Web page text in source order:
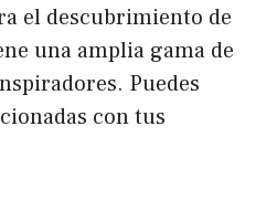
el descubrimiento de
una amplia gama de
Puedes
con tus